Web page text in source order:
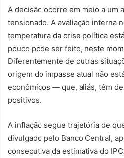
A decisão ocorre em meio a um
tensionado. A avaliação interna
temperatura da crise política
pouco pode ser feito, neste
Diferentemente de outras
origem do impasse atual não
econômicos — que, aliás, têm
positivos.
A inflação segue trajetória de
divulgado pelo Banco Central,
consecutiva da estimativa do